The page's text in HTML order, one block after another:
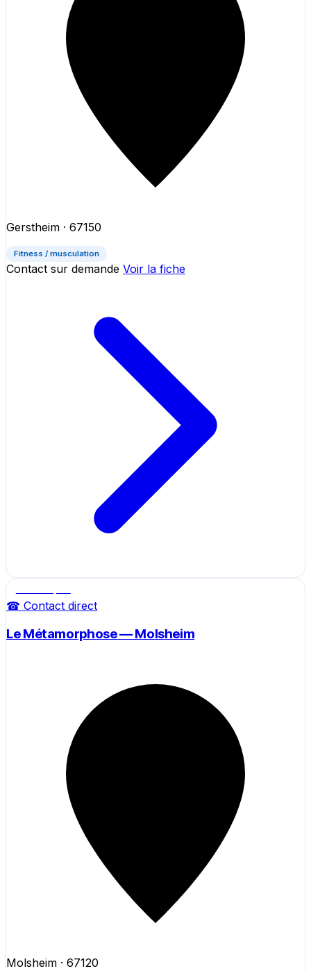
Gerstheim · 67150
Fitness / musculation
Contact sur demande Voir la fiche
☎ Contact direct
Le Métamorphose — Molsheim
Molsheim · 67120